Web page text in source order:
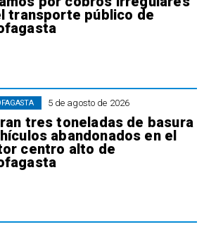
transporte público de
5 de agosto de 2026
tres toneladas de basura
abandonados en el
centro alto de